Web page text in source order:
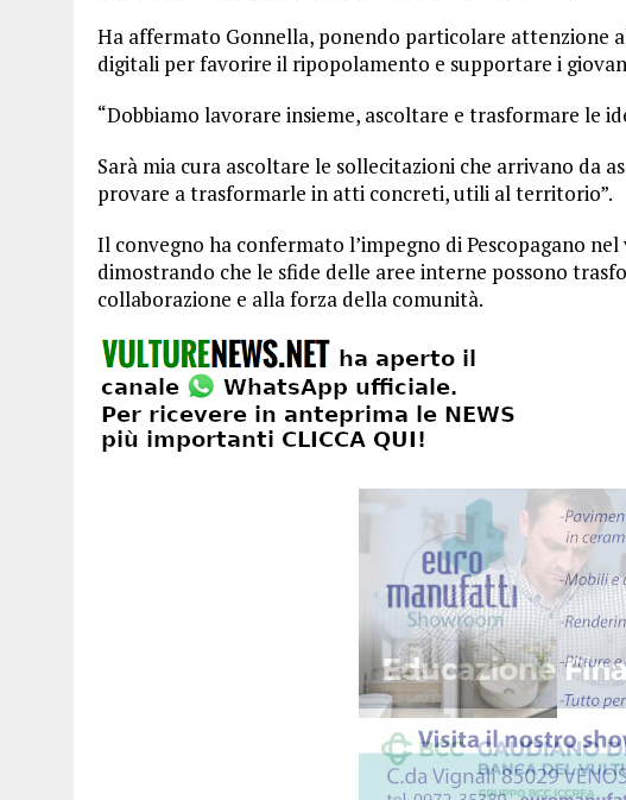
Ha affermato Gonnella, ponendo particolare attenzione
digitali per favorire il ripopolamento e supportare i
“Dobbiamo lavorare insieme, ascoltare e trasformare le
Sarà mia cura ascoltare le sollecitazioni che arrivano da
provare a trasformarle in atti concreti, utili al territorio”.
Il convegno ha confermato l’impegno di Pescopagano
dimostrando che le sfide delle aree interne possono
collaborazione e alla forza della comunità.